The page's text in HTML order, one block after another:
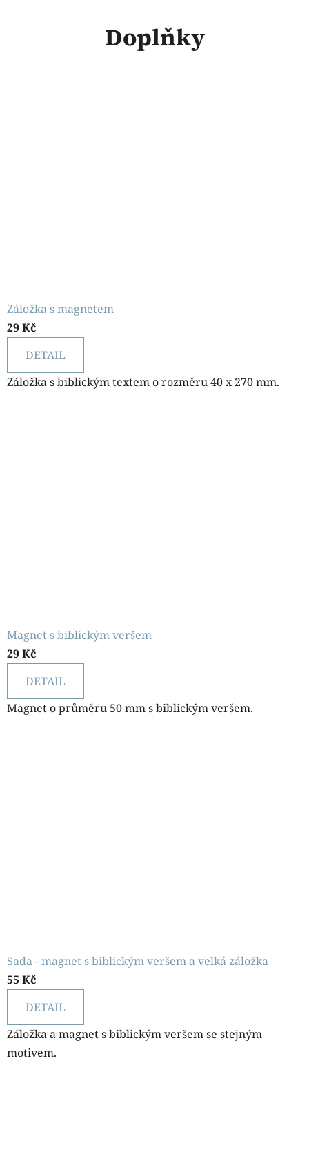
Doplňky
Záložka s magnetem
29 Kč
DETAIL
Záložka s biblickým textem o rozměru 40 x 270 mm.
Magnet s biblickým veršem
29 Kč
DETAIL
Magnet o průměru 50 mm s biblickým veršem.
Sada - magnet s biblickým veršem a velká záložka
55 Kč
DETAIL
Záložka a magnet s biblickým veršem se stejným
motivem.